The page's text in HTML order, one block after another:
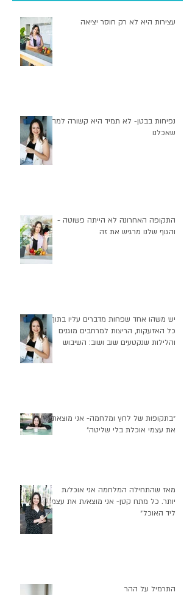
עצירות היא לא רק חוסר יציאה
נפיחות בבטן- לא תמיד היא קשורה למה
שאכלנו
התקופה האחרונה לא הייתה פשוטה -
והגוף שלנו מרגיש את זה
יש משהו אחד שפחות מדברים עליו בתוך
כל האזעקות, הריצות למרחבים מוגנים
והלילות שנקטעים שוב ושוב: השיבוש
״בתקופות של לחץ ומלחמה- אני מוצאת
את עצמי אוכלת בלי שליטה״
מאז שהתחילה המלחמה אני אוכל/ת
יותר. כל מתח קטן- אני מוצא/ת את עצמי
ליד האוכל״
התרמיל על ההר